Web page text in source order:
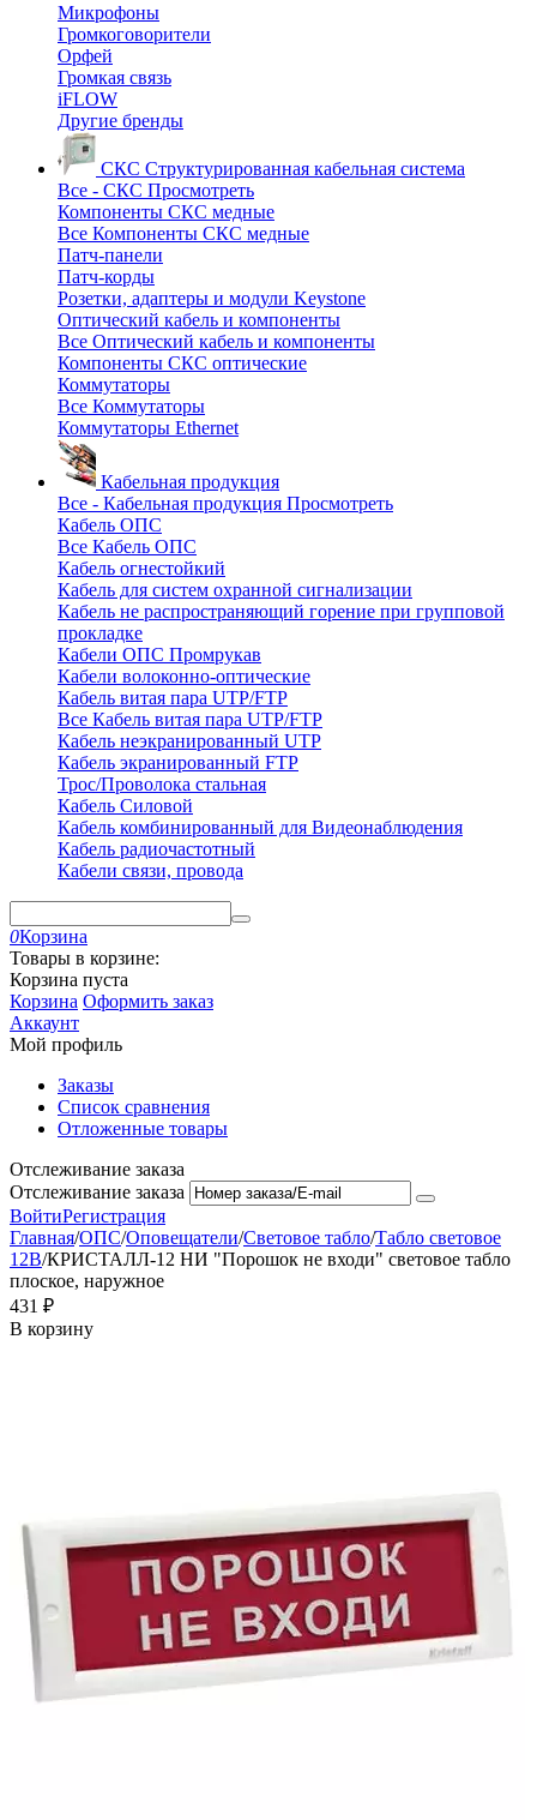
Микрофоны
Громкоговорители
Орфей
Громкая связь
iFLOW
Другие бренды
СКС Структурированная кабельная система
Все - СКС Просмотреть
Компоненты СКС медные
Все Компоненты СКС медные
Патч-панели
Патч-корды
Розетки, адаптеры и модули Keystone
Оптический кабель и компоненты
Все Оптический кабель и компоненты
Компоненты СКС оптические
Коммутаторы
Все Коммутаторы
Коммутаторы Ethernet
Кабельная продукция
Все - Кабельная продукция Просмотреть
Кабель ОПС
Все Кабель ОПС
Кабель огнестойкий
Кабель для систем охранной сигнализации
Кабель не распространяющий горение при групповой
прокладке
Кабели ОПС Промрукав
Кабели волоконно-оптические
Кабель витая пара UTP/FTP
Все Кабель витая пара UTP/FTP
Кабель неэкранированный UTP
Кабель экранированный FTP
Трос/Проволока стальная
Кабель Силовой
Кабель комбинированный для Видеонаблюдения
Кабель радиочастотный
Кабели связи, провода
0Корзина
Товары в корзине:
Корзина пуста
Корзина Оформить заказ
Аккаунт
Мой профиль
Заказы
Список сравнения
Отложенные товары
Отслеживание заказа
Отслеживание заказа
ВойтиРегистрация
Главная/ОПС/Оповещатели/Световое табло/Табло световое
12В/КРИСТАЛЛ-12 НИ "Порошок не входи" световое табло
плоское, наружное
‍431‍ ₽
В корзину